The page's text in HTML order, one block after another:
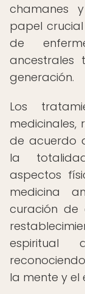
chamanes
papel
de
ancestrales
generación.
Los
medicinales,
de acuerdo
la
aspectos
medicina
curación de
espiritual
la mente y el